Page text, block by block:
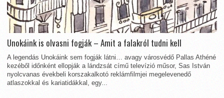
Unokáink is olvasni fogják – Amit a falakról tudni kell
A legendás Unokáink sem fogják látni… avagy városvédő Pallas Athéné
kezéből időnként ellopják a lándzsát című televízió műsor, Sas István
nyolcvanas évekbeli korszakalkotó reklámfilmjei megelevenedő
atlaszokkal és kariatidákkal, egy...